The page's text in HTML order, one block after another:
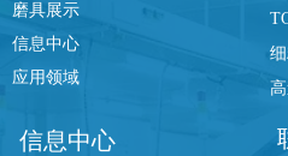
磨具展示
信息中心
应用领域
信息中心